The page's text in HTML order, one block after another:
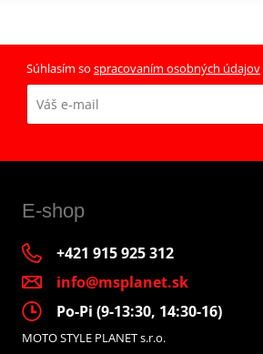
Súhlasím so spracovaním osobných údajov
E-shop
+421 915 925 312
info@msplanet.sk
Po-Pi (9-13:30, 14:30-16)
MOTO STYLE PLANET s.r.o.